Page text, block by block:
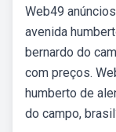
Web49
avenida
bernardo do
com preços.
humberto de
do campo,